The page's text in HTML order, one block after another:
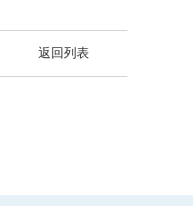
返回列表